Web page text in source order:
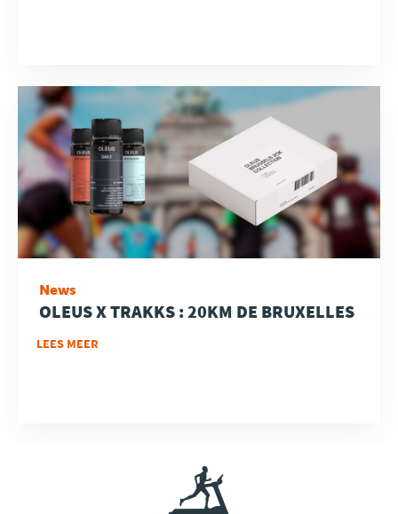
News
OLEUS X TRAKKS : 20KM DE BRUXELLES
LEES MEER